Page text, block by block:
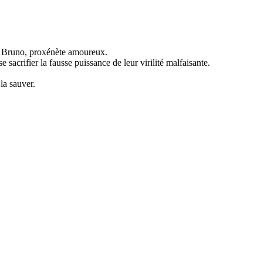
proxénète amoureux.
sacrifier la fausse puissance de leur virilité malfaisante.
sauver.